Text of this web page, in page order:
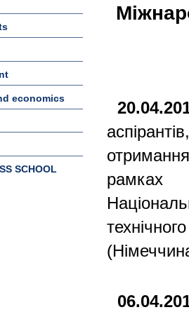
economics
SCHOOL
рамках